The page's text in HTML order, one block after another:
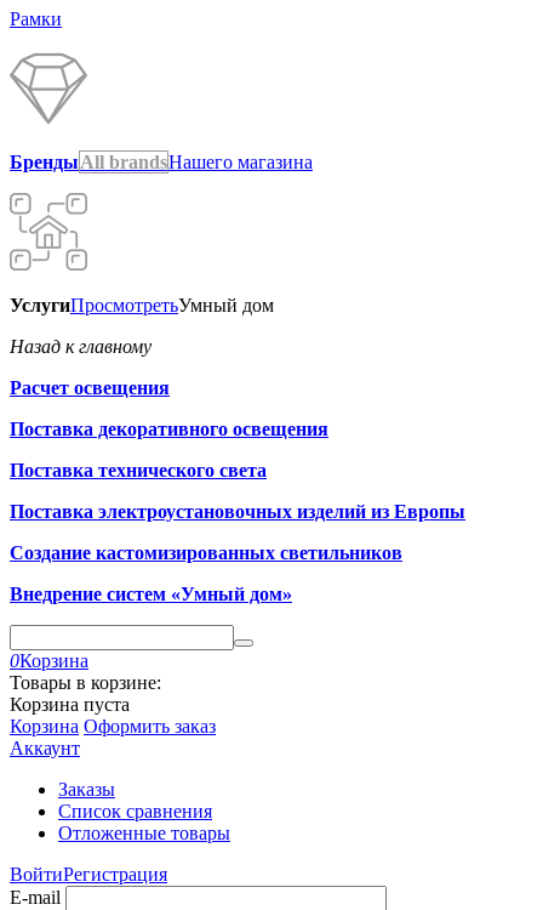
Рамки
БрендыAll brandsНашего магазина
УслугиПросмотретьУмный дом
Назад к главному
Расчет освещения
Поставка декоративного освещения
Поставка технического света
Поставка электроустановочных изделий из Европы
Создание кастомизированных светильников
Внедрение систем «Умный дом»
0Корзина
Товары в корзине:
Корзина пуста
Корзина Оформить заказ
Аккаунт
Заказы
Список сравнения
Отложенные товары
ВойтиРегистрация
E-mail